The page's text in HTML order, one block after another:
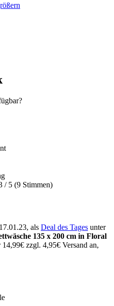
/ 5 (9 Stimmen)
als Deal des Tages unter
135 x 200 cm in Floral
14,99€ zzgl. 4,95€ Versand an,